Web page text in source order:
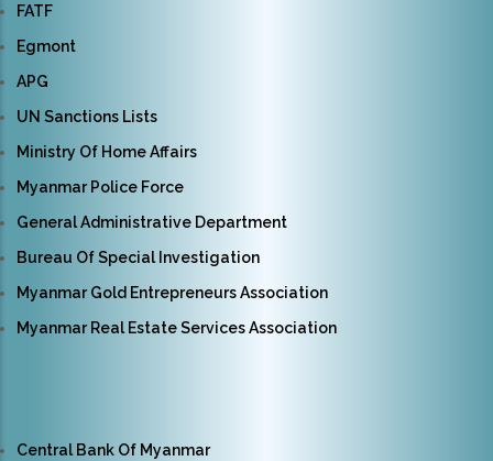
FATF
Egmont
APG
UN Sanctions Lists
Ministry Of Home Affairs
Myanmar Police Force
General Administrative Department
Bureau Of Special Investigation
Myanmar Gold Entrepreneurs Association
Myanmar Real Estate Services Association
Central Bank Of Myanmar